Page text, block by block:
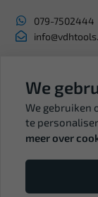
079-7502444
BTW:
We
We gebruiken
te
meer over